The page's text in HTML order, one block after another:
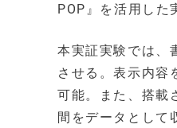
POP』を活用した
本実証実験では、
させる。表示内容
可能。また、搭載
間をデータとして